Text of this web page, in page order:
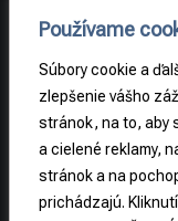
Používame
Súbory cookie a
zlepšenie vášho
stránok, na to, aby
a cielené reklamy,
stránok a na
prichádzajú.
republika
PRÁVNE
INFORMÁCIE
Obchodné